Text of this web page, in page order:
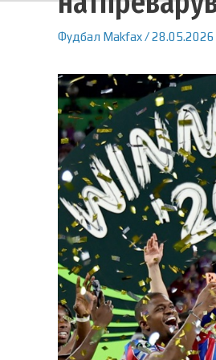
Фудбал Makfax/28.05.2026